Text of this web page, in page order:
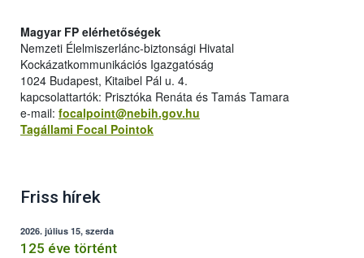
Magyar FP elérhetőségek
Nemzeti Élelmiszerlánc-biztonsági Hivatal
Kockázatkommunikációs Igazgatóság
1024 Budapest, Kitaibel Pál u. 4.
kapcsolattartók: Prisztóka Renáta és Tamás Tamara
e-mail: focalpoint@nebih.gov.hu
Tagállami Focal Pointok
Friss hírek
2026. július 15, szerda
125 éve történt